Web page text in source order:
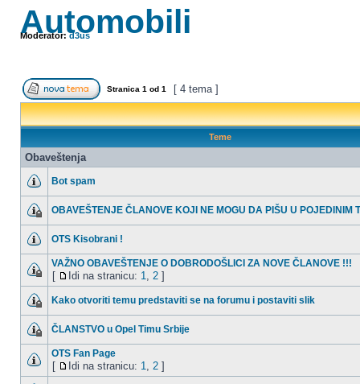
Automobili
Moderator:d3us
Stranica 1 od 1 [ 4 tema ]
Teme
Obaveštenja
Bot spam
OBAVEŠTENJE ČLANOVE KOJI NE MOGU DA PIŠU U POJEDINIM
OTS Kisobrani !
VAŽNO OBAVEŠTENJE O DOBRODOŠLICI ZA NOVE ČLANOVE !!!
[ Idi na stranicu: 1, 2 ]
Kako otvoriti temu predstaviti se na forumu i postaviti slik
ČLANSTVO u Opel Timu Srbije
OTS Fan Page
[ Idi na stranicu: 1, 2 ]